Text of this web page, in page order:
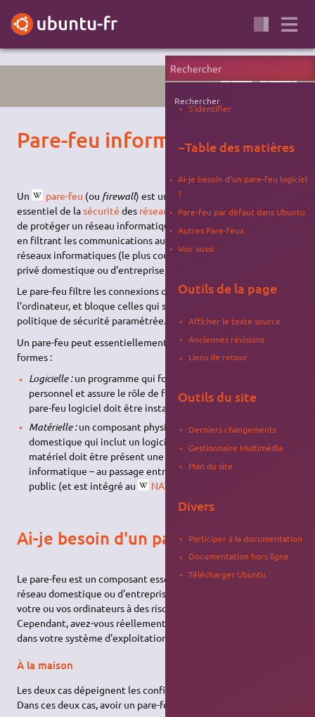
RÉSEAU SÉCURITÉ
Pare-feu informatique
Un pare-feu (ou firewall) est un composant souvent
essentiel de lasécurité des réseaux informatiques. Son but est
de protéger un réseau informatique des intrusions indésirables
en filtrant les communications autorisées ou non entre deux
réseaux informatiques (le plus couramment entre un réseau
privé domestique ou d'entreprise, et le réseau
Le pare-feu filtre les connexions qui entrent et qui sortent de
l'ordinateur, et bloque celles qui sont indésirables selon la
politique de sécurité paramétrée.
Un pare-feu peut essentiellement se présenter sous deux
formes :
Logicielle :un programme qui fonctionne sur l'ordinateur
personnel et assure le rôle de filtrage des connexions. Un
pare-feu logiciel doit être installé sur chaque ordinateur ;
Matérielle :un composant physique de votre réseau
domestique qui inclut un logiciel de pare-feu. Un pare-feu
matériel doit être présent une seule fois sur un réseau
informatique – au passage entre un réseau privé et un réseau
public (et est intégré au
NAT
Ai-je besoin d'un pare-feu logiciel ?
Le pare-feu est un composant essentiel de la sécurité de votre
réseau domestique ou d'entreprise. Sans celui-ci, vous exposez
votre ou vos ordinateurs à des risques de sécurité importants.
Cependant, avez-vous réellement besoin d'un pare-feu
dans votre système d'exploitation Ubuntu ?
À la maison
Les deux cas dépeignent les configurations des utilisateurs.
Dans ces deux cas, avoir un pare-feu reste conseillé.
Rechercher
S'identifier
−Table des matières
Ai-je besoin d'un pare-feu logiciel
?
Pare-feu par défaut dans Ubuntu
Autres Pare-feux
Voir aussi
Outils de la page
Afficher le texte source
Anciennes révisions
Liens de retour
Outils du site
Derniers changements
Gestionnaire Multimédia
Plan du site
Divers
Participer à la documentation
Documentation hors ligne
Télécharger Ubuntu